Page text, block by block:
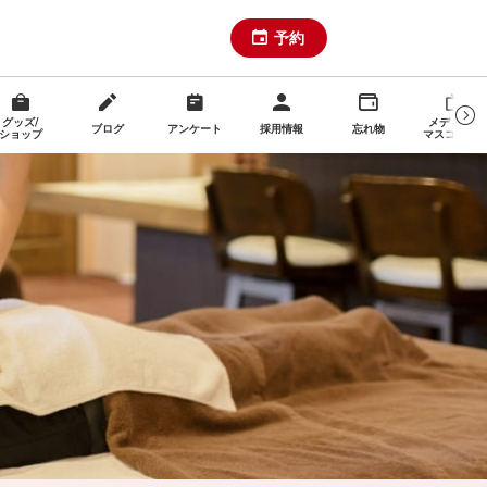
予約
グッズ/
ショップ
ブログ アンケート 採用情報 忘れ物
メディア・
マスコミ関係